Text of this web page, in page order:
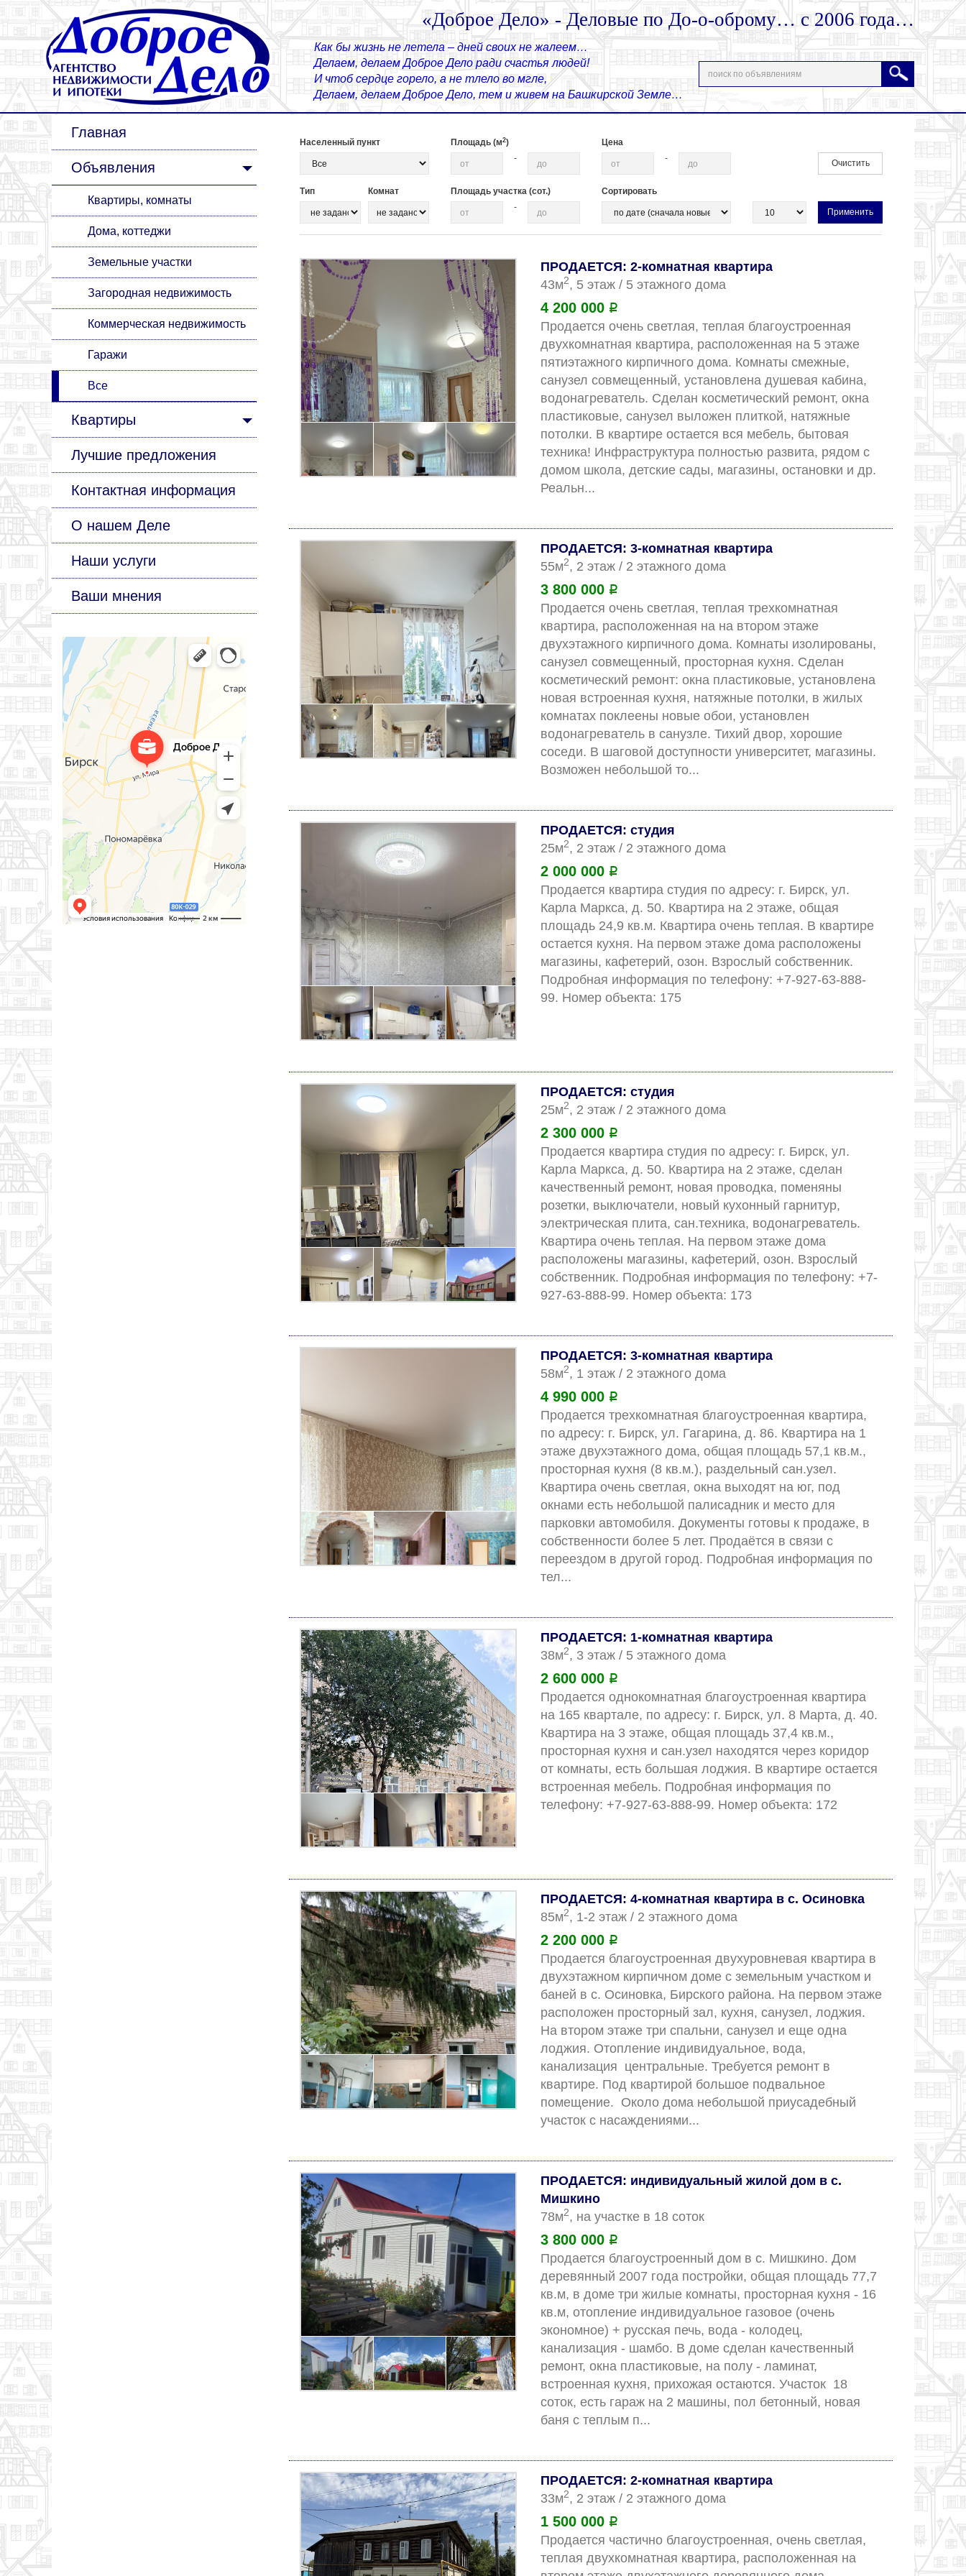
«Доброе Дело» - Деловые по До-о-оброму… с 2006 года…
Как бы жизнь не летела – дней своих не жалеем…
Делаем, делаем Доброе Дело ради счастья людей!
И чтоб сердце горело, а не тлело во мгле,
Делаем, делаем Доброе Дело, тем и живем на Башкирской Земле…
Главная
Объявления
Квартиры, комнаты
Дома, коттеджи
Земельные участки
Загородная недвижимость
Коммерческая недвижимость
Гаражи
Все
Квартиры
Лучшие предложения
Контактная информация
О нашем Деле
Наши услуги
Ваши мнения
Населенный пункт
Тип Комнат
Площадь (м2)
-
Площадь участка (сот.)
-
Цена
-
Сортировать
Очистить
ПРОДАЕТСЯ: 2-комнатная квартира
43м2, 5 этаж / 5 этажного дома
4 200 000 Р
Продается очень светлая, теплая благоустроенная
двухкомнатная квартира, расположенная на 5 этаже
пятиэтажного кирпичного дома. Комнаты смежные,
санузел совмещенный, установлена душевая кабина,
водонагреватель. Сделан косметический ремонт, окна
пластиковые, санузел выложен плиткой, натяжные
потолки. В квартире остается вся мебель, бытовая
техника! Инфраструктура полностью развита, рядом с
домом школа, детские сады, магазины, остановки и др.
ПРОДАЕТСЯ: 3-комнатная квартира
55м2, 2 этаж / 2 этажного дома
3 800 000 Р
Продается очень светлая, теплая трехкомнатная
квартира, расположенная на на втором этаже
двухэтажного кирпичного дома. Комнаты изолированы,
санузел совмещенный, просторная кухня. Сделан
косметический ремонт: окна пластиковые, установлена
новая встроенная кухня, натяжные потолки, в жилых
комнатах поклеены новые обои, установлен
водонагреватель в санузле. Тихий двор, хорошие
соседи. В шаговой доступности университет, магазины.
ПРОДАЕТСЯ: студия
25м2, 2 этаж / 2 этажного дома
2 000 000 Р
Продается квартира студия по адресу: г. Бирск, ул.
Карла Маркса, д. 50. Квартира на 2 этаже, общая
площадь 24,9 кв.м. Квартира очень теплая. В квартире
остается кухня. На первом этаже дома расположены
магазины, кафетерий, озон. Взрослый собственник.
Подробная информация по телефону: +7-927-63-888-
ПРОДАЕТСЯ: студия
25м2, 2 этаж / 2 этажного дома
2 300 000 Р
Продается квартира студия по адресу: г. Бирск, ул.
Карла Маркса, д. 50. Квартира на 2 этаже, сделан
качественный ремонт, новая проводка, поменяны
розетки, выключатели, новый кухонный гарнитур,
электрическая плита, сан.техника, водонагреватель.
Квартира очень теплая. На первом этаже дома
расположены магазины, кафетерий, озон. Взрослый
собственник. Подробная информация по телефону: +7-
ПРОДАЕТСЯ: 3-комнатная квартира
58м2, 1 этаж / 2 этажного дома
4 990 000 Р
Продается трехкомнатная благоустроенная квартира,
по адресу: г. Бирск, ул. Гагарина, д. 86. Квартира на 1
этаже двухэтажного дома, общая площадь 57,1 кв.м.,
просторная кухня (8 кв.м.), раздельный сан.узел.
Квартира очень светлая, окна выходят на юг, под
окнами есть небольшой палисадник и место для
парковки автомобиля. Документы готовы к продаже, в
собственности более 5 лет. Продаётся в связи с
переездом в другой город. Подробная информация по
ПРОДАЕТСЯ: 1-комнатная квартира
38м2, 3 этаж / 5 этажного дома
2 600 000 Р
Продается однокомнатная благоустроенная квартира
на 165 квартале, по адресу: г. Бирск, ул. 8 Марта, д. 40.
Квартира на 3 этаже, общая площадь 37,4 кв.м.,
просторная кухня и сан.узел находятся через коридор
от комнаты, есть большая лоджия. В квартире остается
встроенная мебель. Подробная информация по
телефону: +7-927-63-888-99. Номер объекта:
ПРОДАЕТСЯ: 4-комнатная квартира в с. Осиновка
85м2, 1-2 этаж / 2 этажного дома
2 200 000 Р
Продается благоустроенная двухуровневая квартира в
двухэтажном кирпичном доме с земельным участком и
баней в с. Осиновка, Бирского района. На первом этаже
расположен просторный зал, кухня, санузел, лоджия.
На втором этаже три спальни, санузел и еще одна
лоджия. Отопление индивидуальное, вода,
канализация  центральные. Требуется ремонт в
квартире. Под квартирой большое подвальное
помещение.  Около дома небольшой приусадебный
ПРОДАЕТСЯ: индивидуальный жилой дом в с.
Мишкино
78м2, на участке в 18 соток
3 800 000 Р
Продается благоустроенный дом в с. Мишкино. Дом
деревянный 2007 года постройки, общая площадь 77,7
кв.м, в доме три жилые комнаты, просторная кухня - 16
кв.м, отопление индивидуальное газовое (очень
экономное) + русская печь, вода - колодец,
канализация - шамбо. В доме сделан качественный
ремонт, окна пластиковые, на полу - ламинат,
встроенная кухня, прихожая остаются. Участок  18
соток, есть гараж на 2 машины, пол бетонный, новая
ПРОДАЕТСЯ: 2-комнатная квартира
33м2, 2 этаж / 2 этажного дома
1 500 000 Р
Продается частично благоустроенная, очень светлая,
теплая двухкомнатная квартира, расположенная на